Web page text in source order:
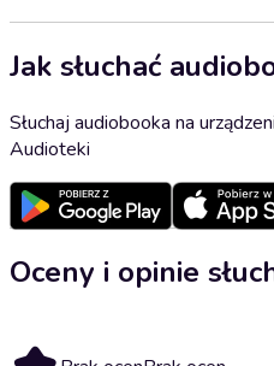
Jak słuchać
Słuchaj audiobooka na
Audioteki
Oceny i opinie